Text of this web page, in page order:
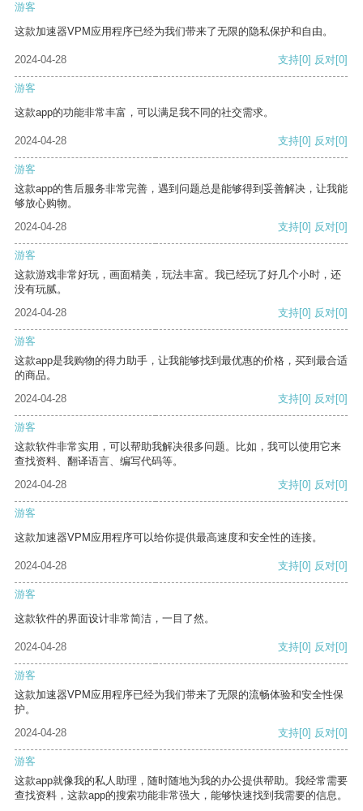
游客
这款加速器VPM应用程序已经为我们带来了无限的隐私保护和自由。
2024-04-28 支持[0] 反对[0]
游客
这款app的功能非常丰富，可以满足我不同的社交需求。
2024-04-28 支持[0] 反对[0]
游客
这款app的售后服务非常完善，遇到问题总是能够得到妥善解决，让我能
够放心购物。
2024-04-28
支持[0] 反对[0]
游客
这款游戏非常好玩，画面精美，玩法丰富。我已经玩了好几个小时，还
没有玩腻。
2024-04-28
支持[0] 反对[0]
游客
这款app是我购物的得力助手，让我能够找到最优惠的价格，买到最合适
的商品。
2024-04-28
支持[0] 反对[0]
游客
这款软件非常实用，可以帮助我解决很多问题。比如，我可以使用它来
查找资料、翻译语言、编写代码等。
2024-04-28
支持[0] 反对[0]
游客
这款加速器VPM应用程序可以给你提供最高速度和安全性的连接。
2024-04-28 支持[0] 反对[0]
游客
这款软件的界面设计非常简洁，一目了然。
2024-04-28 支持[0] 反对[0]
游客
这款加速器VPM应用程序已经为我们带来了无限的流畅体验和安全性保
护。
2024-04-28
支持[0] 反对[0]
游客
这款app就像我的私人助理，随时随地为我的办公提供帮助。我经常需要
查找资料，这款app的搜索功能非常强大，能够快速找到我需要的信息。